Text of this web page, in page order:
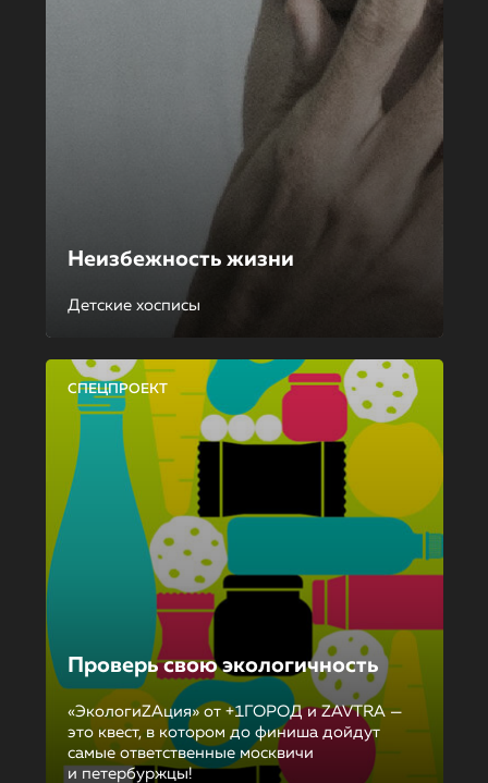
Неизбежность жизни
Детские хосписы
СПЕЦПРОЕКТ
Проверь свою экологичность
«ЭкологиZAция» от +1ГОРОД и ZAVTRA —
это квест, в котором до финиша дойдут
самые ответственные москвичи
и петербуржцы!